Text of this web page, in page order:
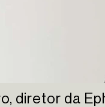
diretor da